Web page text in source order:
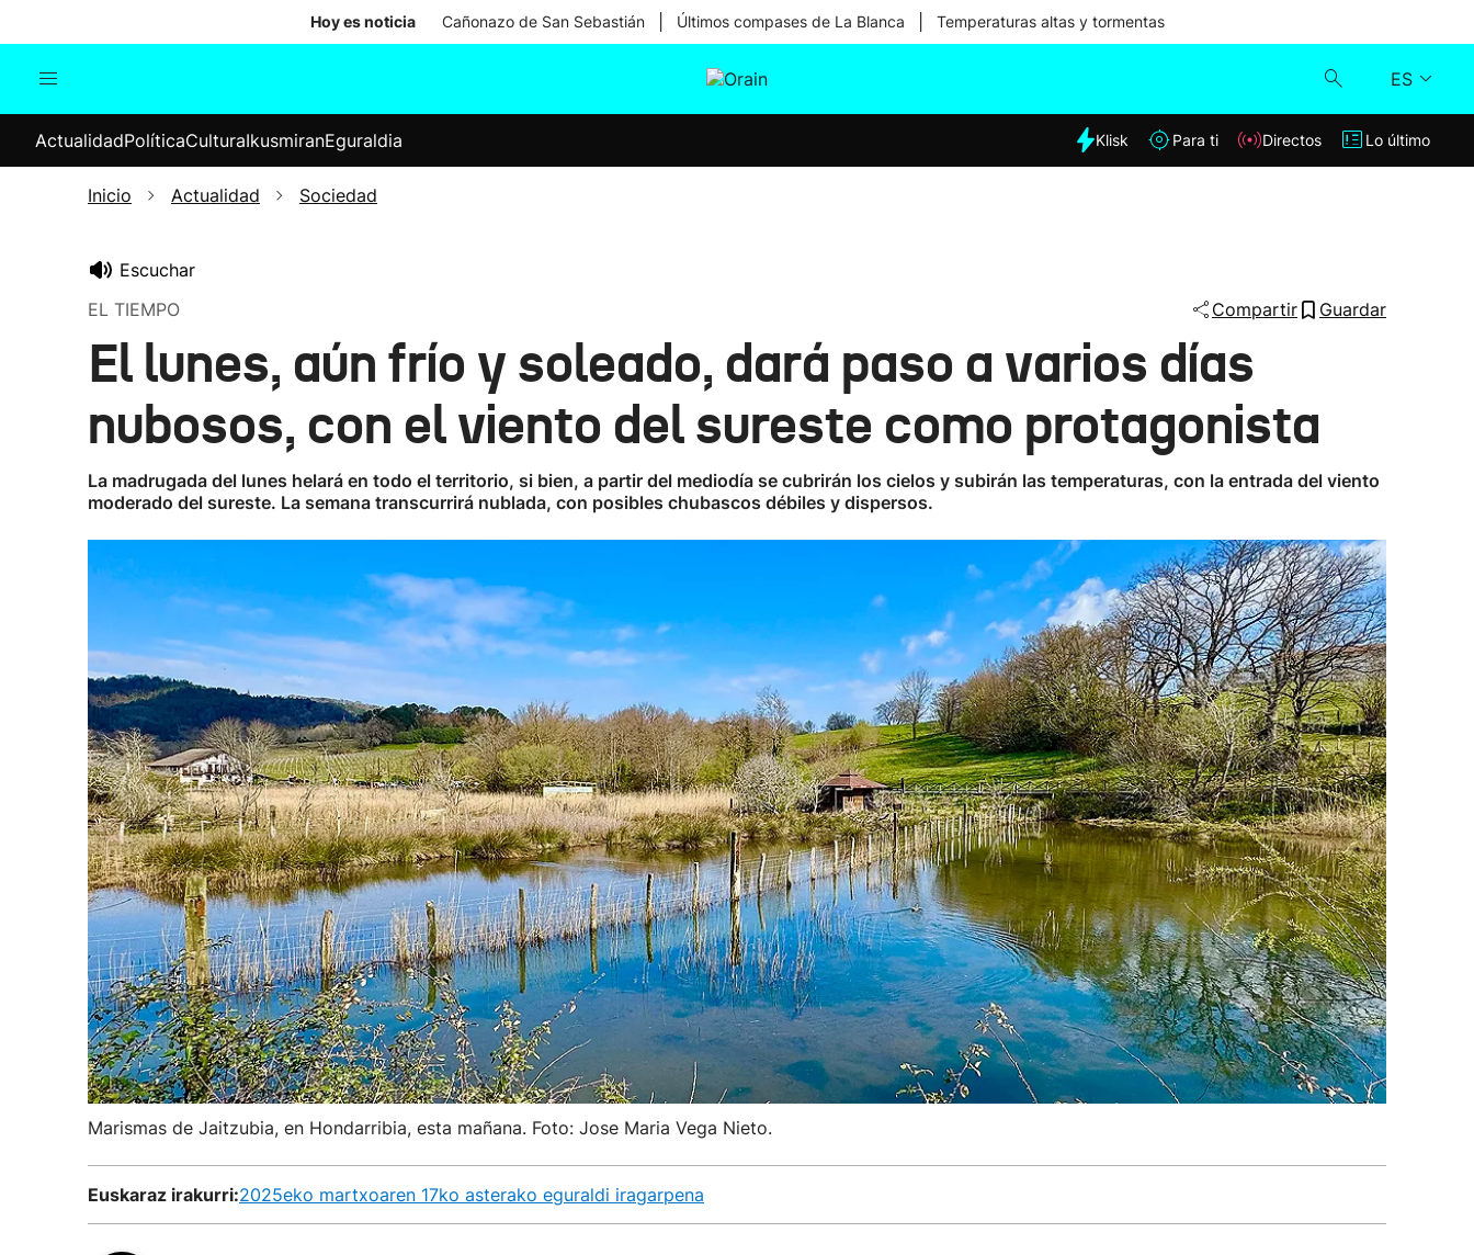
Hoy es noticia Cañonazo de San Sebastián Últimos compases de La Blanca Temperaturas altas y tormentas
ES
Internacional
Elecciones
Klisk
ActualidadPolíticaCulturaIkusmiranEguraldia Klisk Para ti Directos Lo último
Inicio Actualidad Sociedad
Escuchar
EL TIEMPO
Compartir Guardar
El lunes, aún frío y soleado, dará paso a varios días
nubosos, con el viento del sureste como protagonista
La madrugada del lunes helará en todo el territorio, si bien, a partir del mediodía se cubrirán los cielos y subirán las temperaturas, con la entrada del viento
moderado del sureste. La semana transcurrirá nublada, con posibles chubascos débiles y dispersos.
Marismas de Jaitzubia, en Hondarribia, esta mañana. Foto: Jose Maria Vega Nieto.
Euskaraz irakurri:2025eko martxoaren 17ko asterako eguraldi iragarpena